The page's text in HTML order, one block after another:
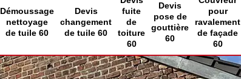
Démoussage
nettoyage
de tuile 60
Devis
changement
de tuile 60
fuite
de
toiture
60
Devis
pose de
gouttière
60
pour
ravalement
de façade
60